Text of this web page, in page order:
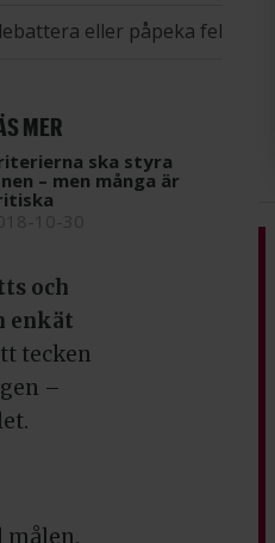
eller påpeka fel
MER
ska styra
– men många är
och
enkät
tecken
–
målen.